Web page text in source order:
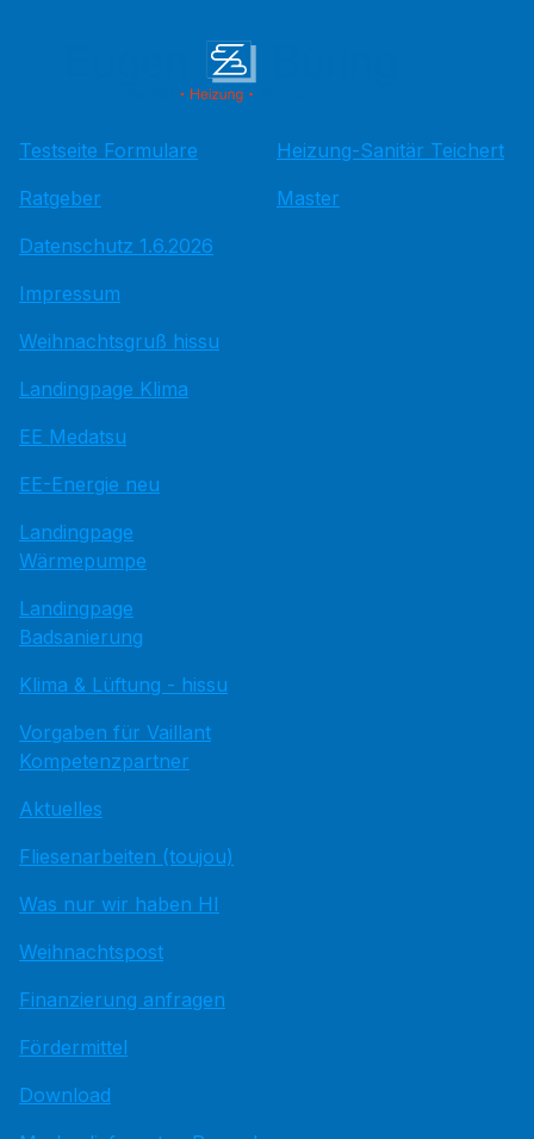
Testseite Formulare
Ratgeber
Datenschutz 1.6.2026
Impressum
Weihnachtsgruß hissu
Landingpage Klima
EE Medatsu
EE-Energie neu
Landingpage
Wärmepumpe
Landingpage
Badsanierung
Klima & Lüftung - hissu
Vorgaben für Vaillant
Kompetenzpartner
Aktuelles
Fliesenarbeiten (toujou)
Was nur wir haben HI
Weihnachtspost
Finanzierung anfragen
Fördermittel
Download
Heizung-Sanitär Teichert
Master